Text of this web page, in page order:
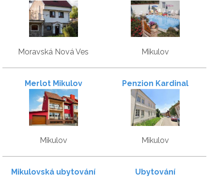
Moravská Nová Ves Mikulov
Merlot Mikulov
Mikulov
Penzion Kardinal
Mikulov
Mikulovská ubytování Ubytování